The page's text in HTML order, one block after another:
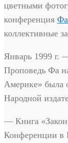
цветными
конференция
коллективные
Январь 1999 г.
Проповедь Фа
Америке» была
Народной
— Книга
Конференции в